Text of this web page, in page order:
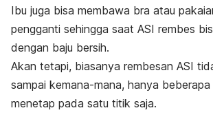
Ibu juga bisa membawa bra atau
pengganti sehingga saat ASI rembes
dengan baju bersih.
Akan tetapi, biasanya rembesan ASI
sampai kemana-mana, hanya
menetap pada satu titik saja.